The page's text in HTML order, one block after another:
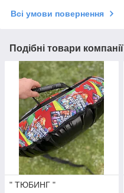
Всі умови повернення
Подібні товари компанії
" ТЮБИНГ "